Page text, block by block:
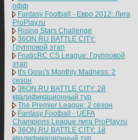
офф
Fantasy Football - Евро 2012: Лига
ProPlay.ru
Rising Stars Challenge
36ON.RU BATTLE CITY:
Групповой этап
FnaticRC CS League: Групповой
этап
It's Gosu's Monthly Madness: 2
сезон
36ON.RU BATTLE CITY: 2й
квалификационный тур
The Premier League: 2 cезон
Fantasy Football - UEFA
Champions League лига ProPlay.ru
36ON.RU BATTLE CITY: 1й
квалификационный тур